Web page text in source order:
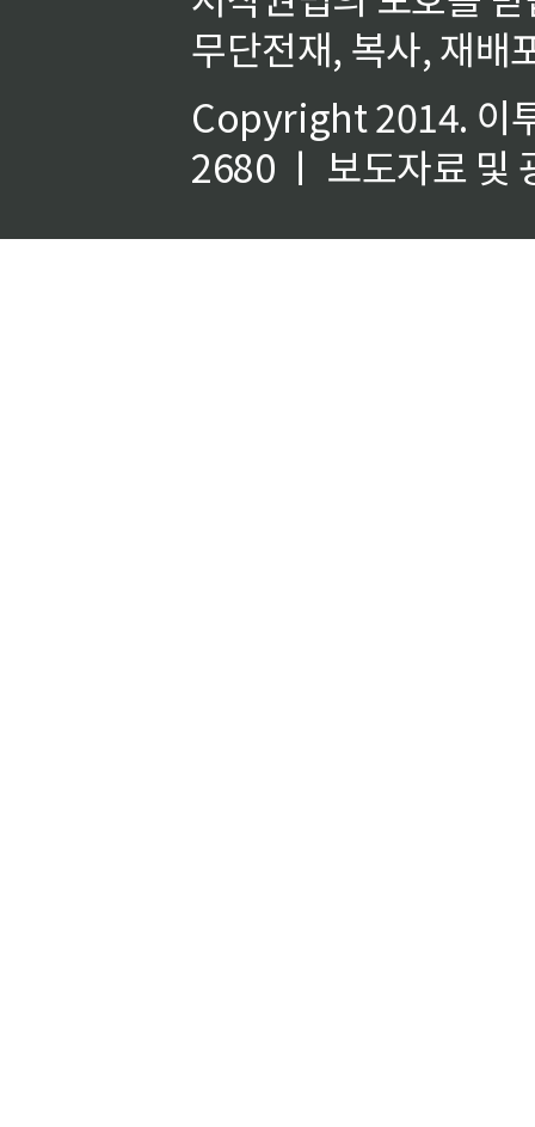
무단전재, 복사, 재배
Copyright 2014. 이
2680 ㅣ 보도자료